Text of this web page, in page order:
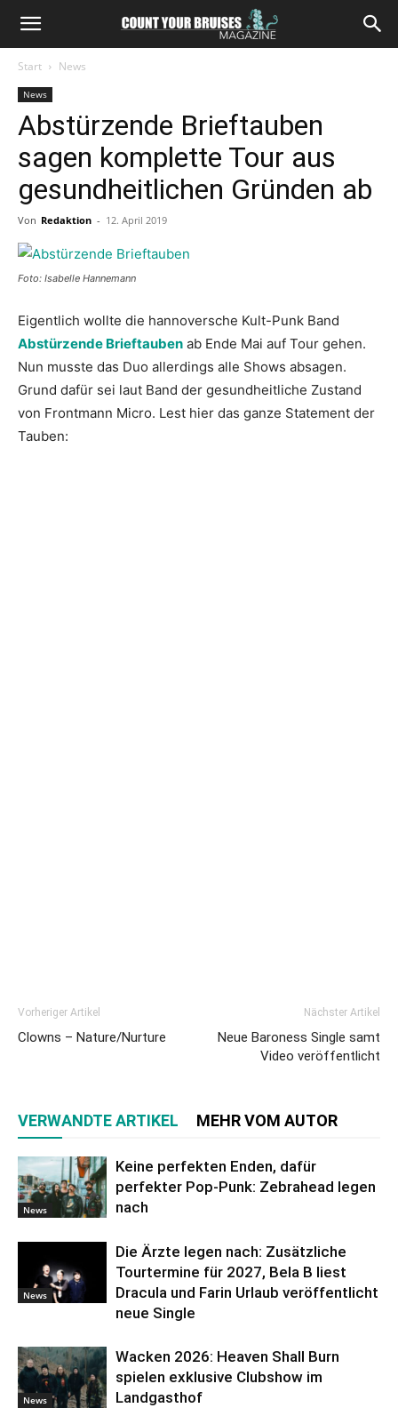
Start News
News
Abstürzende Brieftauben
sagen komplette Tour aus
gesundheitlichen Gründen ab
Von Redaktion - 12. April 2019
Foto: Isabelle Hannemann
Eigentlich wollte die hannoversche Kult-Punk Band
Abstürzende Brieftauben ab Ende Mai auf Tour gehen.
Nun musste das Duo allerdings alle Shows absagen.
Grund dafür sei laut Band der gesundheitliche Zustand
von Frontmann Micro. Lest hier das ganze Statement der
Tauben:
Vorheriger Artikel
Clowns – Nature/Nurture
Nächster Artikel
Neue Baroness Single samt
Video veröffentlicht
VERWANDTE ARTIKEL MEHR VOM AUTOR
News
Keine perfekten Enden, dafür
perfekter Pop-Punk: Zebrahead legen
nach
News
Die Ärzte legen nach: Zusätzliche
Tourtermine für 2027, Bela B liest
Dracula und Farin Urlaub veröffentlicht
neue Single
News
Wacken 2026: Heaven Shall Burn
spielen exklusive Clubshow im
Landgasthof